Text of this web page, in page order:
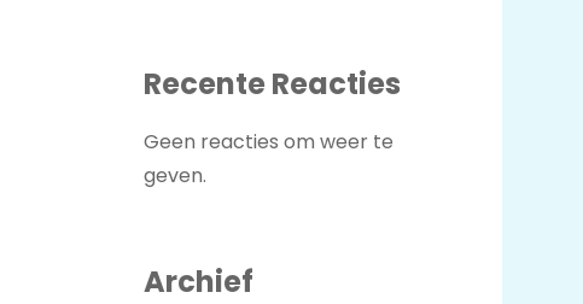
Recente Reacties
Geen reacties om weer te
geven.
Archief